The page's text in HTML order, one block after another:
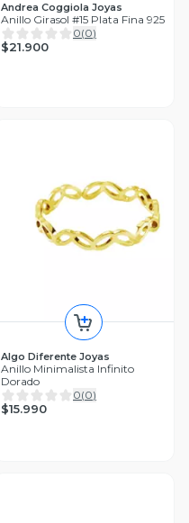
Andrea Coggiola Joyas
Anillo Girasol #15 Plata Fina 925
0(0)
$21.900
Algo Diferente Joyas
Anillo Minimalista Infinito
Dorado
0(0)
$15.990